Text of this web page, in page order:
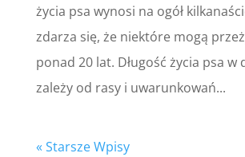
życia psa wynosi na ogół
zdarza się, że niektóre mogą
ponad 20 lat. Długość życia psa w
zależy od rasy i uwarunkowań...
« Starsze Wpisy